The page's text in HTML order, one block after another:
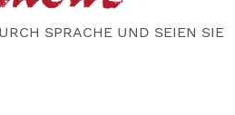
SPRACHE UND SEIEN SIE